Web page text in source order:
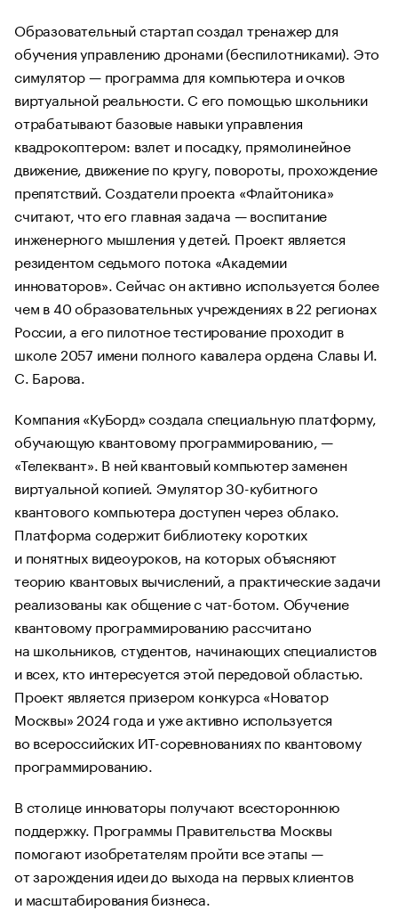
Образовательный стартап создал тренажер для
обучения управлению дронами (беспилотниками). Это
симулятор — программа для компьютера и очков
виртуальной реальности. С его помощью школьники
отрабатывают базовые навыки управления
квадрокоптером: взлет и посадку, прямолинейное
движение, движение по кругу, повороты, прохождение
препятствий. Создатели проекта «Флайтоника»
считают, что его главная задача — воспитание
инженерного мышления у детей. Проект является
резидентом седьмого потока «Академии
инноваторов». Сейчас он активно используется более
чем в 40 образовательных учреждениях в 22 регионах
России, а его пилотное тестирование проходит в
школе 2057 имени полного кавалера ордена Славы И.
С. Барова.
Компания «КуБорд» создала специальную платформу,
обучающую квантовому программированию, —
«Телеквант». В ней квантовый компьютер заменен
виртуальной копией. Эмулятор 30-кубитного
квантового компьютера доступен через облако.
Платформа содержит библиотеку коротких
и понятных видеоуроков, на которых объясняют
теорию квантовых вычислений, а практические задачи
реализованы как общение с чат-ботом. Обучение
квантовому программированию рассчитано
на школьников, студентов, начинающих специалистов
и всех, кто интересуется этой передовой областью.
Проект является призером конкурса «Новатор
Москвы» 2024 года и уже активно используется
во всероссийских ИТ-соревнованиях по квантовому
программированию.
В столице инноваторы получают всестороннюю
поддержку. Программы Правительства Москвы
помогают изобретателям пройти все этапы —
от зарождения идеи до выхода на первых клиентов
и масштабирования бизнеса.